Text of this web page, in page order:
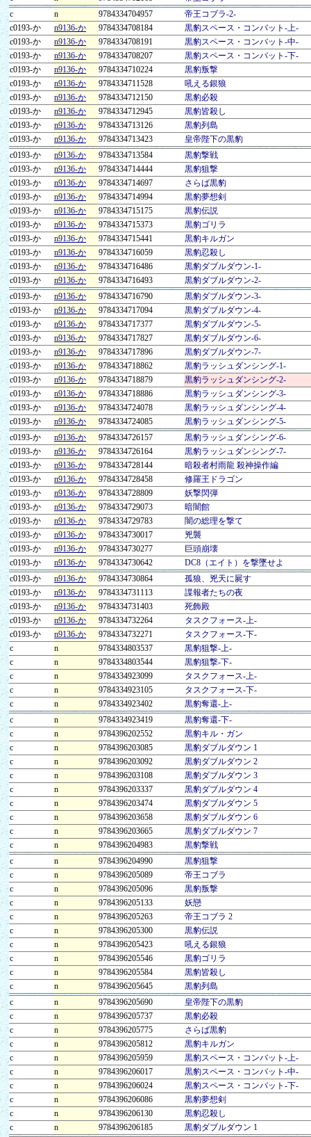
c
n 9784334704957
帝王コブラ-2-
c0193-か
n9136-か 9784334708184
黒豹スペース・コンバット-上-
c0193-か
n9136-か 9784334708191
黒豹スペース・コンバット-中-
c0193-か
n9136-か 9784334708207
黒豹スペース・コンバット-下-
c0193-か
n9136-か 9784334710224
黒豹叛撃
c0193-か
n9136-か 9784334711528
吼える銀狼
c0193-か
n9136-か 9784334712150
黒豹必殺
c0193-か
n9136-か 9784334712945
黒豹皆殺し
c0193-か
n9136-か 9784334713126
黒豹列島
c0193-か
n9136-か 9784334713423
皇帝陛下の黒豹
c0193-か
n9136-か 9784334713584
黒豹撃戦
c0193-か
n9136-か 9784334714444
黒豹狙撃
c0193-か
n9136-か 9784334714697
さらば黒豹
c0193-か
n9136-か 9784334714994
黒豹夢想剣
c0193-か
n9136-か 9784334715175
黒豹伝説
c0193-か
n9136-か 9784334715373
黒豹ゴリラ
c0193-か
n9136-か 9784334715441
黒豹キルガン
c0193-か
n9136-か 9784334716059
黒豹忍殺し
c0193-か
n9136-か 9784334716486
黒豹ダブルダウン-1-
c0193-か
n9136-か 9784334716493
黒豹ダブルダウン-2-
c0193-か
n9136-か 9784334716790
黒豹ダブルダウン-3-
c0193-か
n9136-か 9784334717094
黒豹ダブルダウン-4-
c0193-か
n9136-か 9784334717377
黒豹ダブルダウン-5-
c0193-か
n9136-か 9784334717827
黒豹ダブルダウン-6-
c0193-か
n9136-か 9784334717896
黒豹ダブルダウン-7-
c0193-か
n9136-か 9784334718862
黒豹ラッシュダンシング-1-
c0193-か
n9136-か 9784334718879
黒豹ラッシュダンシング-2-
c0193-か
n9136-か 9784334718886
黒豹ラッシュダンシング-3-
c0193-か
n9136-か 9784334724078
黒豹ラッシュダンシング-4-
c0193-か
n9136-か 9784334724085
黒豹ラッシュダンシング-5-
c0193-か
n9136-か 9784334726157
黒豹ラッシュダンシング-6-
c0193-か
n9136-か 9784334726164
黒豹ラッシュダンシング-7-
c0193-か
n9136-か 9784334728144
暗殺者村雨龍 殺神操作編
c0193-か
n9136-か 9784334728458
修羅王ドラゴン
c0193-か
n9136-か 9784334728809
妖撃閃弾
c0193-か
n9136-か 9784334729073
暗闇館
c0193-か
n9136-か 9784334729783
闇の総理を撃て
c0193-か
n9136-か 9784334730017
兇襲
c0193-か
n9136-か 9784334730277
巨頭崩壊
c0193-か
n9136-か 9784334730642
DC8（エイト）を撃墜せよ
c0193-か
n9136-か 9784334730864
孤狼、兇天に屍す
c0193-か
n9136-か 9784334731113
諜報者たちの夜
c0193-か
n9136-か 9784334731403
死飾殿
c0193-か
n9136-か 9784334732264
タスクフォース-上-
c0193-か
n9136-か 9784334732271
タスクフォース-下-
c
n 9784334803537
黒豹狙撃-上-
c
n 9784334803544
黒豹狙撃-下-
c
n 9784334923099
タスクフォース-上-
c
n 9784334923105
タスクフォース-下-
c
n 9784334923402
黒豹奪還-上-
c
n 9784334923419
黒豹奪還-下-
c
n 9784396202552
黒豹キル・ガン
c
n 9784396203085
黒豹ダブルダウン 1
c
n 9784396203092
黒豹ダブルダウン 2
c
n 9784396203108
黒豹ダブルダウン 3
c
n 9784396203337
黒豹ダブルダウン 4
c
n 9784396203474
黒豹ダブルダウン 5
c
n 9784396203658
黒豹ダブルダウン 6
c
n 9784396203665
黒豹ダブルダウン 7
c
n 9784396204983
黒豹撃戦
c
n 9784396204990
黒豹狙撃
c
n 9784396205089
帝王コブラ
c
n 9784396205096
黒豹叛撃
c
n 9784396205133
妖戀
c
n 9784396205263
帝王コブラ 2
c
n 9784396205300
黒豹伝説
c
n 9784396205423
吼える銀狼
c
n 9784396205546
黒豹ゴリラ
c
n 9784396205584
黒豹皆殺し
c
n 9784396205645
黒豹列島
c
n 9784396205690
皇帝陛下の黒豹
c
n 9784396205737
黒豹必殺
c
n 9784396205775
さらば黒豹
c
n 9784396205812
黒豹キルガン
c
n 9784396205959
黒豹スペース・コンバット-上-
c
n 9784396206017
黒豹スペース・コンバット-中-
c
n 9784396206024
黒豹スペース・コンバット-下-
c
n 9784396206086
黒豹夢想剣
c
n 9784396206130
黒豹忍殺し
c
n 9784396206185
黒豹ダブルダウン 1